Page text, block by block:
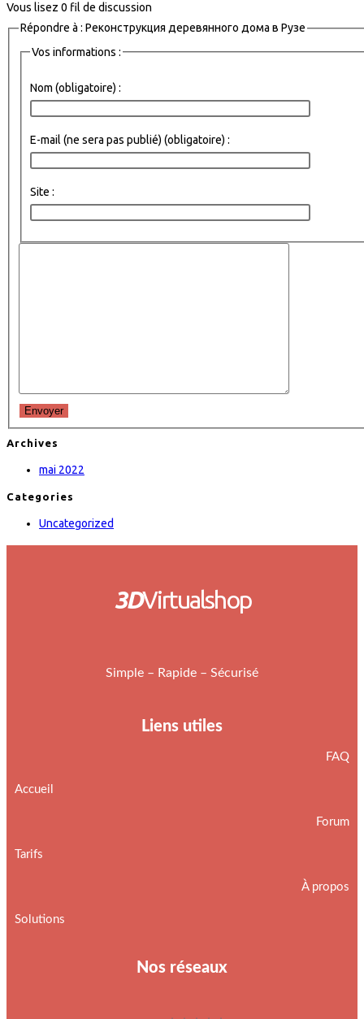
Vous lisez 0 fil de discussion
Répondre à : Реконструкция деревянного дома в Рузе
Vos informations :
Nom (obligatoire) :
E-mail (ne sera pas publié) (obligatoire) :
Site :
Envoyer
Archives
mai 2022
Categories
Uncategorized
3DVirtualshop
Simple – Rapide – Sécurisé
Liens utiles
Accueil
Tarifs
Solutions
FAQ
Forum
À propos
Nos réseaux